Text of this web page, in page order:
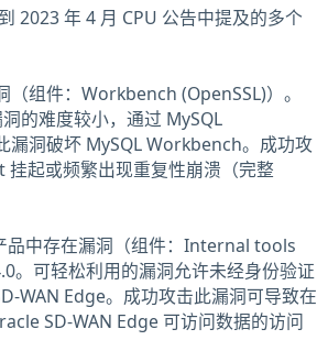
2023 年 4 月 CPU 公告中提及的多个
组件：Workbench (OpenSSL)）。
的难度较小，通过 MySQL
洞破坏 MySQL Workbench。成功攻
起或频繁出现重复性崩溃（完整
中存在漏洞（组件：Internal tools
。可轻松利用的漏洞允许未经身份验证
WAN Edge。成功攻击此漏洞可导致在
SD-WAN Edge 可访问数据的访问